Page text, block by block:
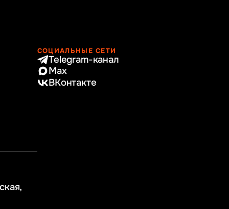
СОЦИАЛЬНЫЕ СЕТИ
Telegram-канал
Max
ВКонтакте